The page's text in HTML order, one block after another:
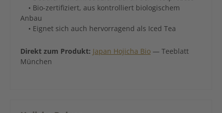
• Bio-zertifiziert, aus kontrolliert biologischem
Anbau
• Eignet sich auch hervorragend als Iced Tea
Direkt zum Produkt: Japan Hojicha Bio — Teeblatt
München